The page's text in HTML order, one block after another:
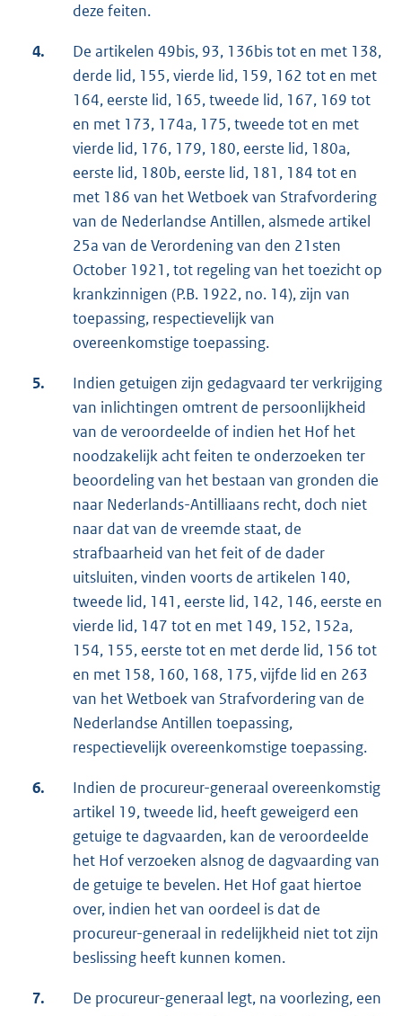
deze feiten.
4.
De artikelen 49bis, 93, 136bis tot en met 138,
derde lid, 155, vierde lid, 159, 162 tot en met
164, eerste lid, 165, tweede lid, 167, 169 tot
en met 173, 174a, 175, tweede tot en met
vierde lid, 176, 179, 180, eerste lid, 180a,
eerste lid, 180b, eerste lid, 181, 184 tot en
met 186 van het Wetboek van Strafvordering
van de Nederlandse Antillen, alsmede artikel
25a van de Verordening van den 21sten
October 1921, tot regeling van het toezicht op
krankzinnigen (P.B. 1922, no. 14), zijn van
toepassing, respectievelijk van
overeenkomstige toepassing.
5.
Indien getuigen zijn gedagvaard ter verkrijging
van inlichtingen omtrent de persoonlijkheid
van de veroordeelde of indien het Hof het
noodzakelijk acht feiten te onderzoeken ter
beoordeling van het bestaan van gronden die
naar Nederlands-Antilliaans recht, doch niet
naar dat van de vreemde staat, de
strafbaarheid van het feit of de dader
uitsluiten, vinden voorts de artikelen 140,
tweede lid, 141, eerste lid, 142, 146, eerste en
vierde lid, 147 tot en met 149, 152, 152a,
154, 155, eerste tot en met derde lid, 156 tot
en met 158, 160, 168, 175, vijfde lid en 263
van het Wetboek van Strafvordering van de
Nederlandse Antillen toepassing,
respectievelijk overeenkomstige toepassing.
6.
Indien de procureur-generaal overeenkomstig
artikel 19, tweede lid, heeft geweigerd een
getuige te dagvaarden, kan de veroordeelde
het Hof verzoeken alsnog de dagvaarding van
de getuige te bevelen. Het Hof gaat hiertoe
over, indien het van oordeel is dat de
procureur-generaal in redelijkheid niet tot zijn
beslissing heeft kunnen komen.
7.
De procureur-generaal legt, na voorlezing, een